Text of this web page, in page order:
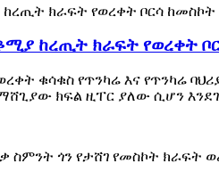
ከረጢት ክራፍት የወረቀት
ቁሳቁስ የጥንካሬ እና የጥንካሬ
ክፍል ዚፐር ያለው ሲሆን